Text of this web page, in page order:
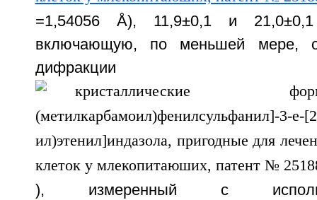
=1,54056 Å), 11,9±0,1 и
включающую, по меньшей мере,
), измеренный с